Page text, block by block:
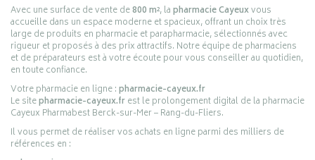
Avec une surface de vente de800 m², lapharmacie Cayeuxvous
accueille dans un espace moderne et spacieux, offrant un choix très
large de produits en pharmacie et parapharmacie, sélectionnés avec
rigueur et proposés à des prix attractifs. Notre équipe de pharmaciens
et de préparateurs est à votre écoute pour vous conseiller au quotidien,
en toute confiance.
Votre pharmacie en ligne :pharmacie-cayeux.fr
Le sitepharmacie-cayeux.frest le prolongement digital de la pharmacie
Cayeux Pharmabest Berck-sur-Mer – Rang-du-Fliers.
Il vous permet de réaliser vos achats en ligne parmi des milliers de
références en :